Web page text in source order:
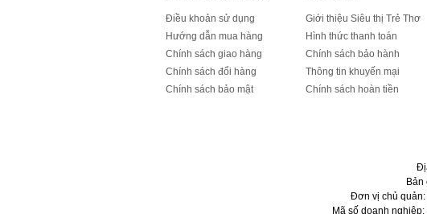
Điều khoản sử dụng
Hướng dẫn mua hàng
Chính sách giao hàng
Chính sách đổi hàng
Chính sách bảo mật
Giới thiệu Siêu thị Trẻ Thơ
Hình thức thanh toán
Chính sách bảo hành
Thông tin khuyến mại
Chính sách hoàn tiền
Đơn vị chủ quản:
Mã số doanh